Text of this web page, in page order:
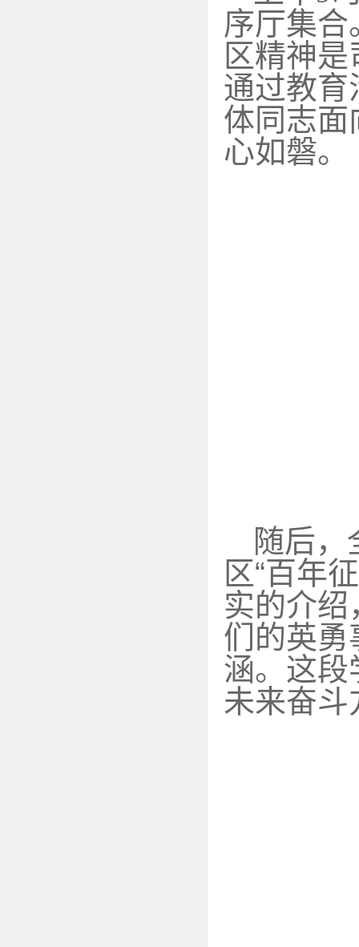
序厅集
区精神
通过教育
体同志面
心如磐。
随后，
区“百年
实的介
们的英勇
涵。这段
未来奋斗